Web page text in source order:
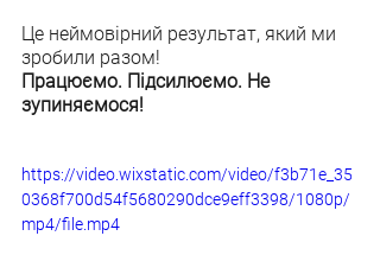
Це неймовірний результат, який ми
зробили разом!
Працюємо. Підсилюємо. Не
зупиняємося!
https://video.wixstatic.com/video/f3b71e_35
0368f700d54f5680290dce9eff3398/1080p/
mp4/file.mp4